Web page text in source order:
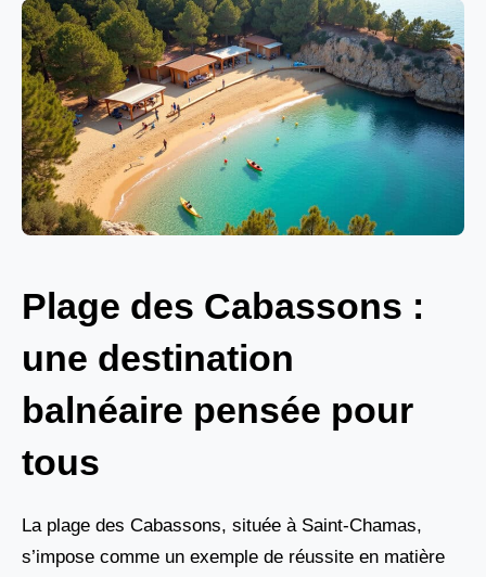
Plage des Cabassons :
une destination
balnéaire pensée pour
tous
La plage des Cabassons, située à Saint-Chamas,
s’impose comme un exemple de réussite en matière